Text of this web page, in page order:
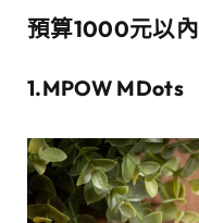
預算1000元以內
1.MPOW MDots